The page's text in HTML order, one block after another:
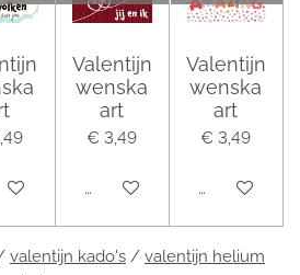
mij op de hoogte
Valentijn
wenska
art
€ 3,49
Houd mij op de hoogte
Valentijn
wenska
art
€ 3,49
Houd mij op
valentijn kado's / valentijn helium